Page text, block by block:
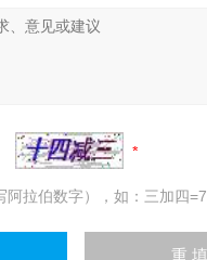
阿拉伯数字），如：三加四=7